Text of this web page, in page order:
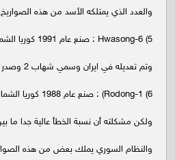
والعدد الذي يمتلكه الأسد من هذه
5) Hwasong-6 : صنع عام 1991 كوريا الشمالية يصل مداها الى 500 كم وتستطيع حمل 770 كغ من المتفجرات
وتم تعديله في ايران وسمي شهاب 2 وصدر الى سوريا والمعلومات ضئيلة عن استخدام النظام السوري هذا النوع بعد!
6) Rodong-1) : صنع عام 1988 كوريا الشمالية يصل مداه الى 1000 كم
ولكن مشكلته أن نسبة الخطأ عالية جدا ما بين 2 الى 4 كم وقامت ايران بتعديله وهو ما سمي
والنظام السوري يملك بعض من هذه